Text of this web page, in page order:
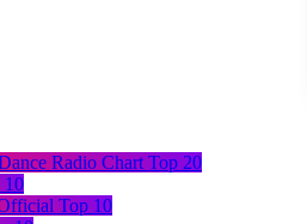
Radio Chart Top 20
10
Top 10